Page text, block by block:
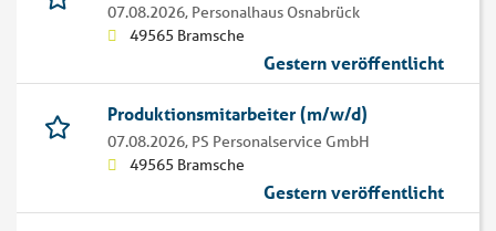
07.08.2026, Personalhaus Osnabrück
49565 Bramsche
Gestern veröffentlicht
Produktionsmitarbeiter (m/w/d)
07.08.2026, PS Personalservice GmbH
49565 Bramsche
Gestern veröffentlicht